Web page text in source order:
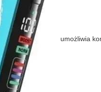
umożliwia